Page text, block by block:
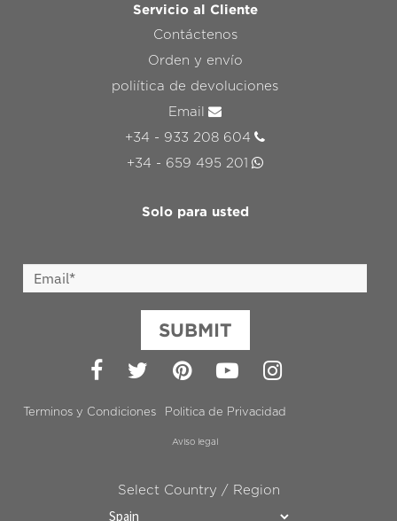
Servicio al Cliente
Contáctenos
Orden y envío
poliítica de devoluciones
Email
+34 - 933 208 604
+34 - 659 495 201
Solo para usted
SUBMIT
Facebook
TwitterPinterest
YouTubeInstagram
Terminos y Condiciones Politica de Privacidad
Aviso legal
Select Country / Region